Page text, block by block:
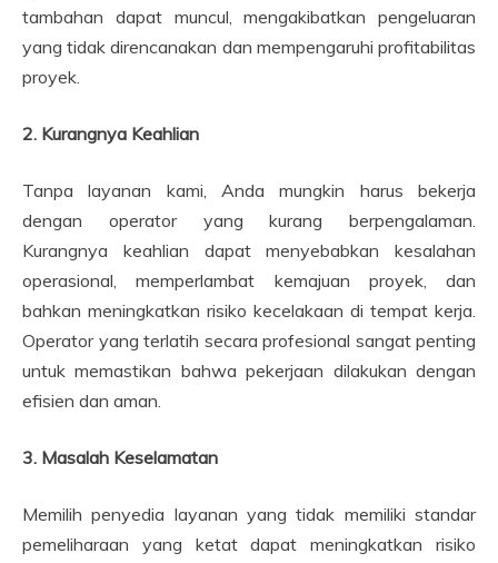
tambahan dapat muncul, mengakibatkan pengeluaran
yang tidak direncanakan dan mempengaruhi profitabilitas
proyek.
2. Kurangnya Keahlian
Tanpa layanan kami, Anda mungkin harus bekerja
dengan operator yang kurang berpengalaman.
Kurangnya keahlian dapat menyebabkan kesalahan
operasional, memperlambat kemajuan proyek, dan
bahkan meningkatkan risiko kecelakaan di tempat kerja.
Operator yang terlatih secara profesional sangat penting
untuk memastikan bahwa pekerjaan dilakukan dengan
efisien dan aman.
3. Masalah Keselamatan
Memilih penyedia layanan yang tidak memiliki standar
pemeliharaan yang ketat dapat meningkatkan risiko